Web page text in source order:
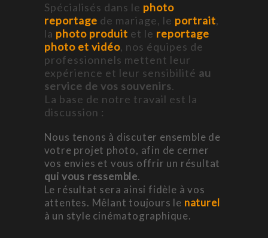
Spécialisés dans le photo
reportage de mariage, le portrait,
la photo produit et le reportage
photo et vidéo, nos équipes de
professionnels mettent leur
expérience et leur sensibilité au
service de vos souvenirs.
La base de notre travail est la
discussion :
Nous tenons à discuter ensemble de
votre projet photo, afin de cerner
vos envies et vous offrir un résultat
qui vous ressemble.
Le résultat sera ainsi fidèle à vos
attentes. Mêlant toujours le naturel
à un style cinématographique.